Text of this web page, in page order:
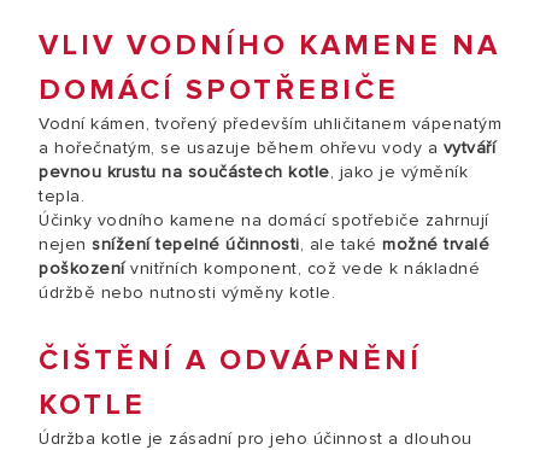
VLIV VODNÍHO KAMENE NA
DOMÁCÍ SPOTŘEBIČE
Vodní kámen, tvořený především uhličitanem vápenatým
a hořečnatým, se usazuje během ohřevu vody a vytváří
pevnou krustu na součástech kotle, jako je výměník
tepla.
Účinky vodního kamene na domácí spotřebiče zahrnují
nejen snížení tepelné účinnosti, ale také možné trvalé
poškozenívnitřních komponent, což vede k nákladné
údržbě nebo nutnosti výměny kotle.
ČIŠTĚNÍ A ODVÁPNĚNÍ
KOTLE
Údržba kotle je zásadní pro jeho účinnost a dlouhou